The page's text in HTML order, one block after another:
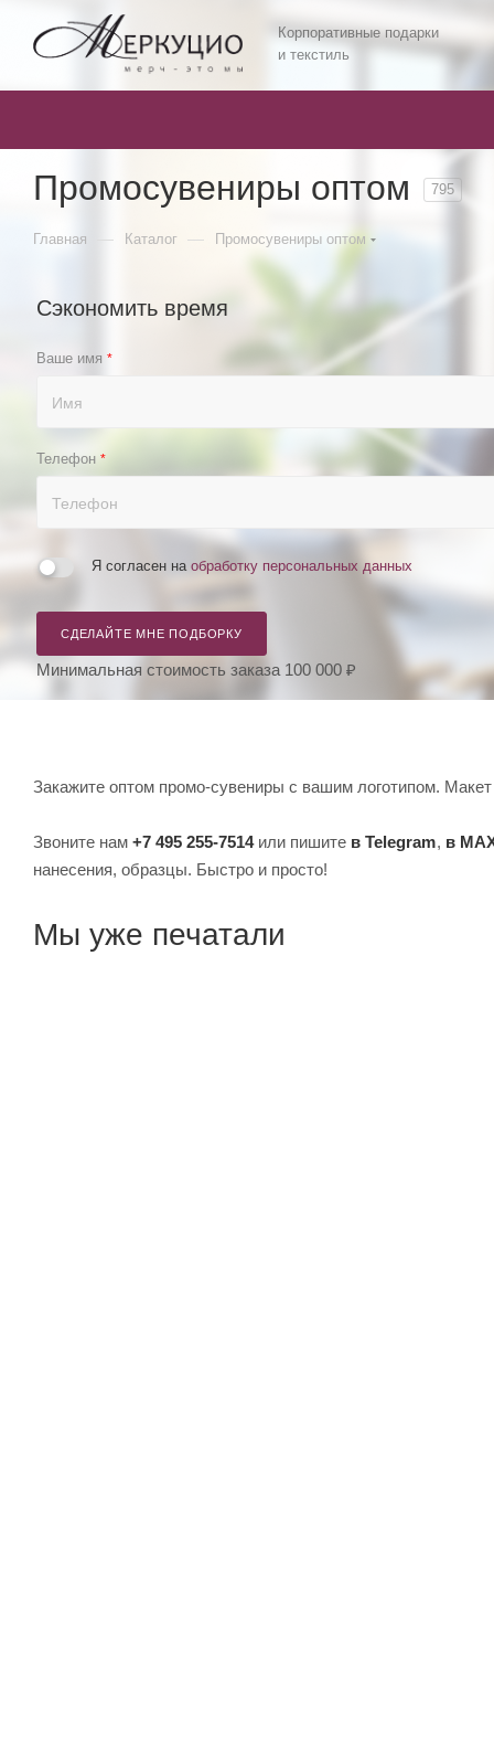
Корпоративные подарки
и текстиль
Промосувениры оптом 795
Главная — Каталог — Промосувениры оптом
Сэкономить время
Ваше имя *
Телефон *
Я согласен на обработку персональных данных
СДЕЛАЙТЕ МНЕ ПОДБОРКУ
Минимальная стоимость заказа 100 000 ₽
Закажите оптом промо-сувениры с вашим логотипом.
Звоните нам +7 495 255-7514или пишите в Telegram, в
нанесения, образцы. Быстро и просто!
Мы уже печатали